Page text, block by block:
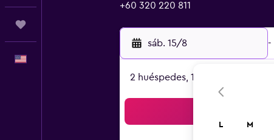
+60 320 220 811
sáb. 15/8 -
2 huéspedes, 1 habitación
L M